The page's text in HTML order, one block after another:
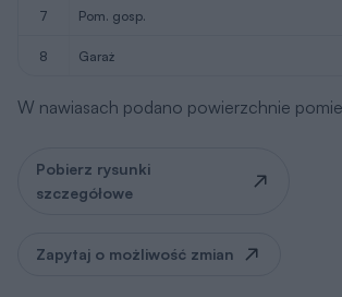
7 pom. gosp.
8 garaż
W nawiasach podano powierzchnie
Pobierz rysunki
szczegółowe
Zapytaj o możliwość zmian